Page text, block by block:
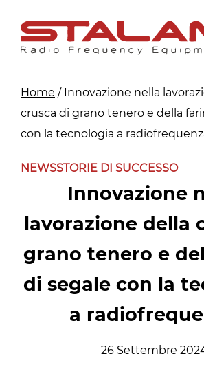
content
Home / Innovazione nella
crusca di grano tenero e della
con la tecnologia a
NEWSSTORIE DI SUCCESSO
Innovazione
lavorazione della
grano tenero e
di segale con la
a
26 Settembre